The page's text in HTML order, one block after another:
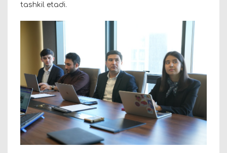
tashkil etadi.